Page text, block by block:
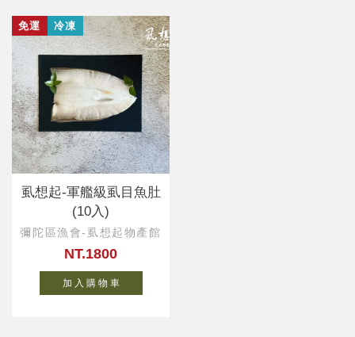
免運 冷凍
虱想起-軍艦級虱目魚肚
(10入)
彌陀區漁會-虱想起物產館
NT.1800
加 入 購 物 車